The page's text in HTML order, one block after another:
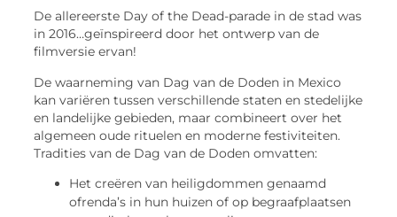
De allereerste Day of the Dead-parade in de stad was
in 2016…geïnspireerd door het ontwerp van de
filmversie ervan!
De waarneming van Dag van de Doden in Mexico
kan variëren tussen verschillende staten en stedelijke
en landelijke gebieden, maar combineert over het
algemeen oude rituelen en moderne festiviteiten.
Tradities van de Dag van de Doden omvatten:
Het creëren van heiligdommen genaamd
ofrenda’s in hun huizen of op begraafplaatsen